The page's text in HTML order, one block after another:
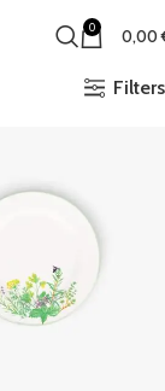
0 0,00
Filters